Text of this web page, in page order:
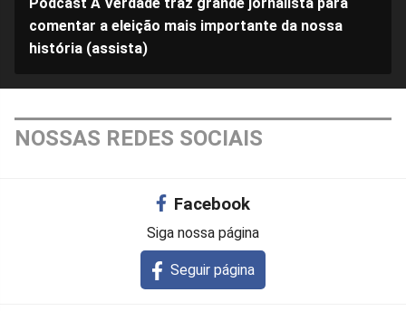
comentar a eleição mais importante da nossa
história (assista)
NOSSAS REDES SOCIAIS
Facebook
Siga nossa página
Seguir página